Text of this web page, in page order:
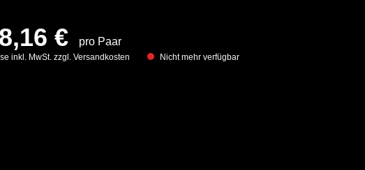
€ pro Paar
inkl. MwSt. zzgl. Versandkosten Nicht mehr verfügbar